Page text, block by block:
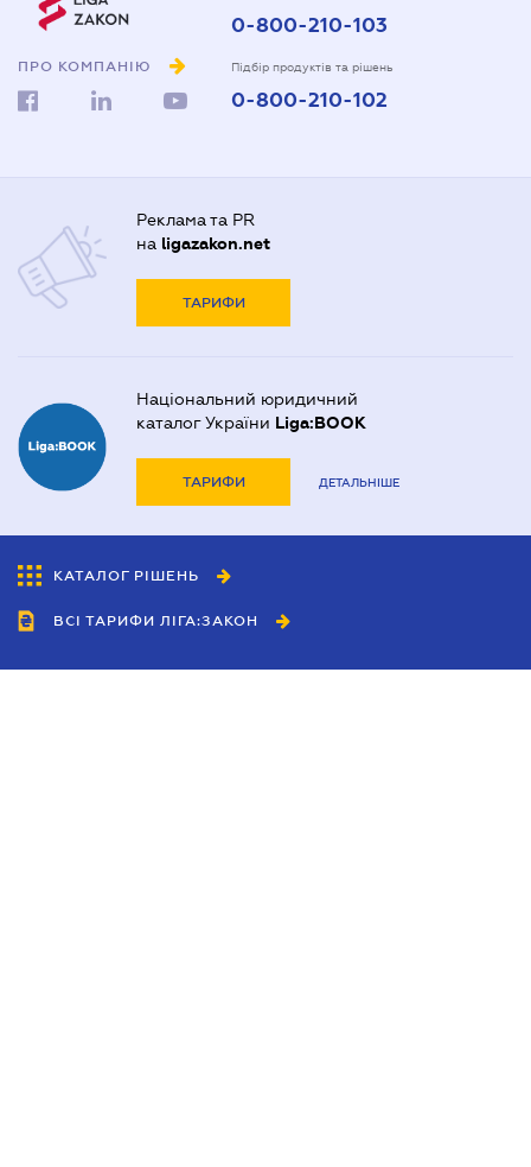
ПРО КОМПАНІЮ
0-800-210-103
Підбір продуктів та рішень
0-800-210-102
Реклама та PR
на ligazakon.net
ТАРИФИ
Національний юридичний
каталог України Liga:BOOK
ТАРИФИ ДЕТАЛЬНІШЕ
КАТАЛОГ РІШЕНЬ
ВСІ ТАРИФИ ЛІГА:ЗАКОН